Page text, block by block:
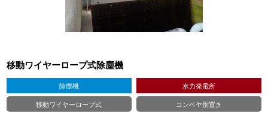
移動ワイヤーロープ式除塵機
除塵機
水力発電所
移動ワイヤーロープ式
コンベヤ別置き